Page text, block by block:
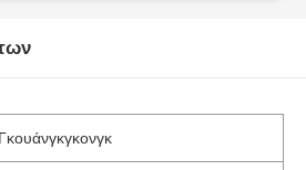
Γκουάνγκγκονγκ